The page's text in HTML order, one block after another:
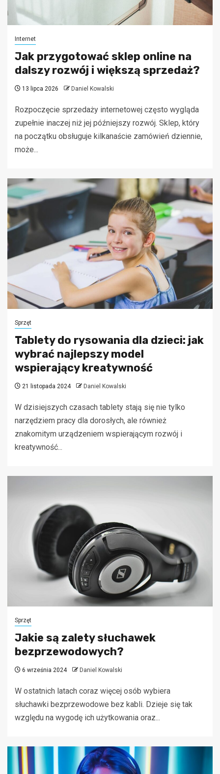
Internet
Jak przygotować sklep online na
dalszy rozwój i większą sprzedaż?
13 lipca 2026 Daniel Kowalski
Rozpoczęcie sprzedaży internetowej często wygląda
zupełnie inaczej niż jej późniejszy rozwój. Sklep, który
na początku obsługuje kilkanaście zamówień dziennie,
może...
Sprzęt
Tablety do rysowania dla dzieci: jak
wybrać najlepszy model
wspierający kreatywność
21 listopada 2024 Daniel Kowalski
W dzisiejszych czasach tablety stają się nie tylko
narzędziem pracy dla dorosłych, ale również
znakomitym urządzeniem wspierającym rozwój i
kreatywność...
Sprzęt
Jakie są zalety słuchawek
bezprzewodowych?
6 września 2024 Daniel Kowalski
W ostatnich latach coraz więcej osób wybiera
słuchawki bezprzewodowe bez kabli. Dzieje się tak
względu na wygodę ich użytkowania oraz...